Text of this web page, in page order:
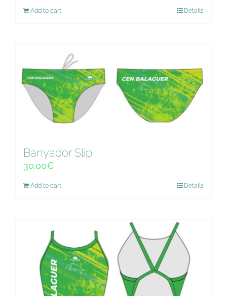
Add to cart Details
Banyador Slip
30.00€
Add to cart Details